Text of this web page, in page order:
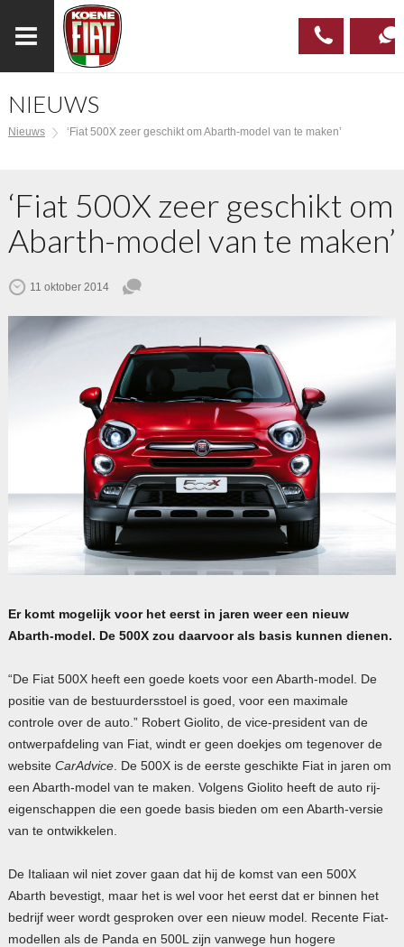
537 97
NIEUWS
Nieuws ‘Fiat 500X zeer geschikt om Abarth-model van te maken’
‘Fiat 500X zeer geschikt om
Abarth-model van te maken’
11 oktober 2014
Er komt mogelijk voor het eerst in jaren weer een nieuw
Abarth-model. De 500X zou daarvoor als basis kunnen dienen.
“De Fiat 500X heeft een goede koets voor een Abarth-model. De
positie van de bestuurdersstoel is goed, voor een maximale
controle over de auto.” Robert Giolito, de vice-president van de
ontwerpafdeling van Fiat, windt er geen doekjes om tegenover de
website CarAdvice. De 500X is de eerste geschikte Fiat in jaren om
een Abarth-model van te maken. Volgens Giolito heeft de auto rij-
eigenschappen die een goede basis bieden om een Abarth-versie
van te ontwikkelen.
De Italiaan wil niet zover gaan dat hij de komst van een 500X
Abarth bevestigt, maar het is wel voor het eerst dat er binnen het
bedrijf weer wordt gesproken over een nieuw model. Recente Fiat-
modellen als de Panda en 500L zijn vanwege hun hogere